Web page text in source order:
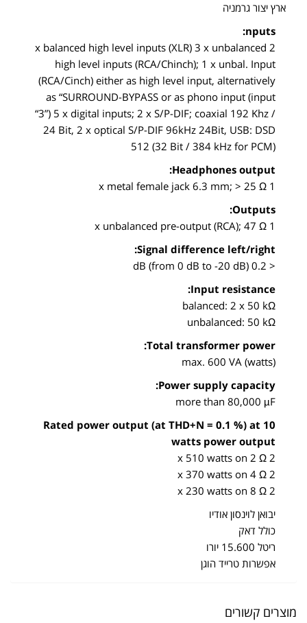
ארץ יצור גרמניה
nputs:
2 x balanced high level inputs (XLR) 3 x unbalanced
high level inputs (RCA/Chinch); 1 x unbal. Input
(RCA/Cinch) either as high level input, alternatively
as “SURROUND-BYPASS or as phono input (input
“3”) 5 x digital inputs; 2 x S/P-DIF; coaxial 192 Khz /
24 Bit, 2 x optical S/P-DIF 96kHz 24Bit, USB: DSD
512 (32 Bit / 384 kHz for PCM)
Headphones output:
1 x metal female jack 6.3 mm; > 25 Ω
Outputs:
1 x unbalanced pre-output (RCA); 47 Ω
Signal difference left/right:
< 0.2 dB (from 0 dB to -20 dB)
Input resistance:
balanced: 2 x 50 kΩ
unbalanced: 50 kΩ
Total transformer power:
max. 600 VA (watts)
Power supply capacity:
more than 80,000 µF
Rated power output (at THD+N = 0.1 %) at 10
watts power output
2 x 510 watts on 2 Ω
2 x 370 watts on 4 Ω
2 x 230 watts on 8 Ω
יבואן לוינסון אודיו
כולל דאק
ריטל 15.600 יורו
אפשרות טרייד הוגן
מוצרים קשורים